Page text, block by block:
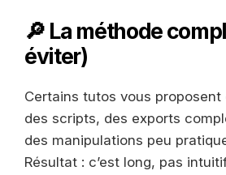
🔎 La méthode
éviter)
Certains tutos vous proposent
des scripts, des exports
des manipulations peu
Résultat : c’est long, pas